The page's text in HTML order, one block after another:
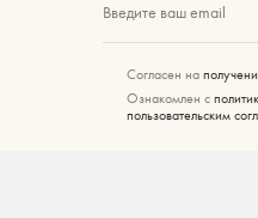
Введите ваш email
Согласен на
Ознакомлен с
пользовательским